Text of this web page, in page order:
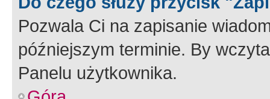
Pozwala Ci na zapisanie
późniejszym terminie. By
Panelu użytkownika.